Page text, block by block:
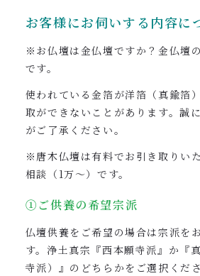
お客様にお伺いする内容に
※お仏壇は金仏壇ですか？金仏壇
です。
使われている金箔が洋箔（真鍮箔
取ができないことがあります。誠
がご了承ください。
※唐木仏壇は有料でお引き取りい
相談（1万〜）です。
①ご供養の希望宗派
仏壇供養をご希望の場合は宗派を
す。浄土真宗『西本願寺派』か『
寺派）』のどちらかをご選択くだ